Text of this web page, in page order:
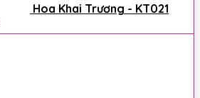
Hoa Khai Trương - KT021